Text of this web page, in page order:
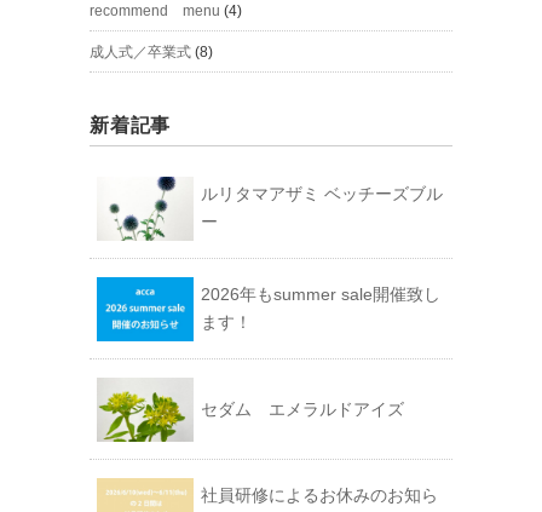
recommend menu (4)
成人式／卒業式 (8)
新着記事
ルリタマアザミ ベッチーズブル
ー
2026年もsummer sale開催致し
ます！
セダム エメラルドアイズ
社員研修によるお休みのお知ら